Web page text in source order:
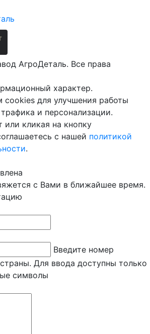
АгроДеталь. Все права
характер.
cookies для улучшения работы
и персонализации.
или кликая на кнопку
с нашей политикой
.
с Вами в ближайшее время.
Введите номер
Для ввода доступны только
символы